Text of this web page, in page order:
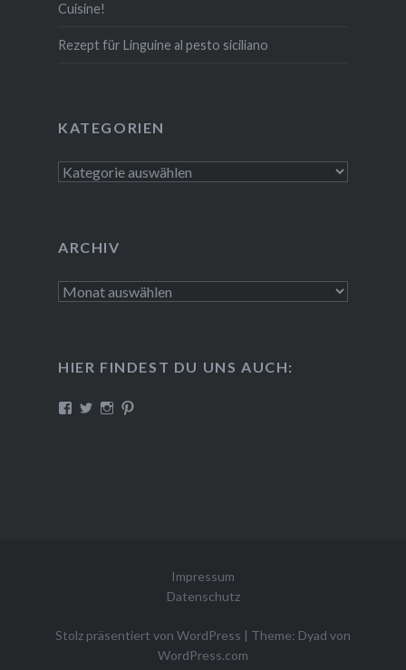
Cuisine!
Rezept für Linguine al pesto siciliano
KATE­GO­RIEN
Kate­
ARCHIV
Archiv
HIER FINDEST DU UNS AUCH:
ProfilProfilProfil
Impressum
Datenschutz
Stolz präsentiert von WordPress | Theme: Dyad von
WordPress.com